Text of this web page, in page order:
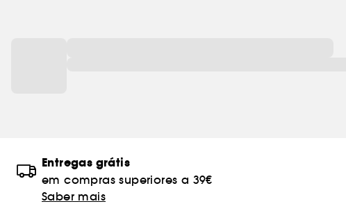
Entregas grátis
em compras superiores a 39€
Saber mais